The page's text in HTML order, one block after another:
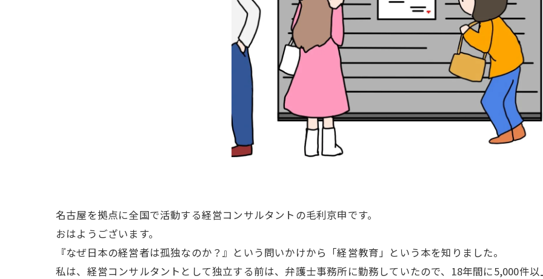
名古屋を拠点に全国で活動する経営コンサルタントの毛利京申です。
おはようございます。
『なぜ日本の経営者は孤独なのか？』という問いかけから「経営教育」という本を知りました。
私は、経営コンサルタントとして独立する前は、弁護士事務所に勤務していたので、18年間に5,000件以